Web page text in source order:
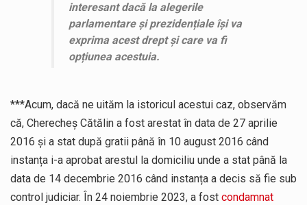
interesant dacă la alegerile
parlamentare și prezidențiale își va
exprima acest drept și care va fi
opțiunea acestuia.
***Acum, dacă ne uităm la istoricul acestui caz, observăm
că, Cherecheș Cătălin a fost arestat în data de 27 aprilie
2016 și a stat după gratii până în 10 august 2016 când
instanța i-a aprobat arestul la domiciliu unde a stat până la
data de 14 decembrie 2016 când instanța a decis să fie sub
control judiciar. În 24 noiembrie 2023, a fost condamnat